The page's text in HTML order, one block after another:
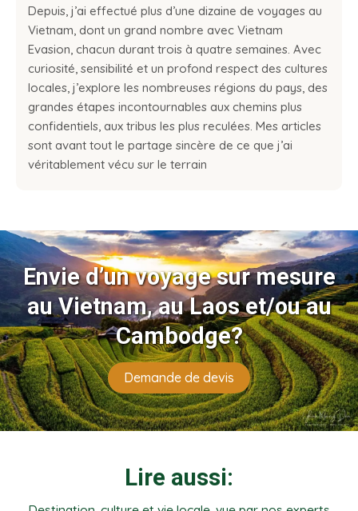
Depuis, j’ai effectué plus d’une dizaine de voyages au
Vietnam, dont un grand nombre avec Vietnam
Evasion, chacun durant trois à quatre semaines. Avec
curiosité, sensibilité et un profond respect des cultures
locales, j’explore les nombreuses régions du pays, des
grandes étapes incontournables aux chemins plus
confidentiels, aux tribus les plus reculées. Mes articles
sont avant tout le partage sincère de ce que j’ai
véritablement vécu sur le terrain
Envie d’un voyage sur mesure
au Vietnam, au Laos et/ou au
Cambodge?
Demande de devis
Lire aussi: